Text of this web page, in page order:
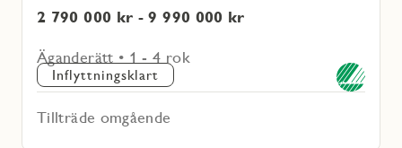
2 790 000 kr - 9 990 000 kr
Äganderätt • 1 - 4 rok
Inflyttningsklart
Tillträde omgående